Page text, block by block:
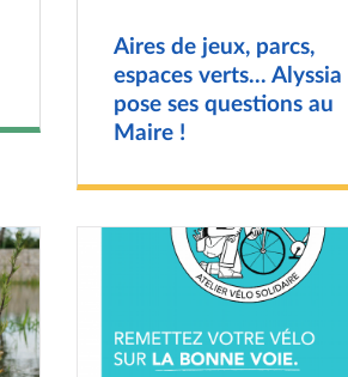
Aires de jeux, parcs,
espaces verts... Alyssia
pose ses questions au
Maire !